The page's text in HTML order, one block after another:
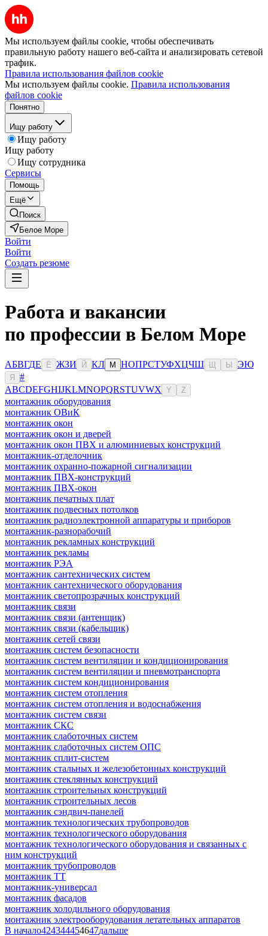
Мы используем файлы cookie, чтобы обеспечивать
правильную работу нашего веб-сайта и анализировать сетевой
трафик.
Правила использования файлов cookie
Мы используем файлы cookie. Правила использования
файлов cookie
Понятно
Ищу работу
Ищу работу
Ищу работу
Ищу сотрудника
Сервисы
Помощь
Ещё
Поиск
Белое Море
Войти
Войти
Создать резюме
Работа и вакансии
по профессии в Белом Море
АБВГДЕ Ё ЖЗИ Й КЛ М НОПРСТУФХЦЧШ Ы ЭЮ
Я
#
ABCDEFGHIJKLMNOPQRSTUVWX Y Z
монтажник оборудования
монтажник ОВиК
монтажник окон
монтажник окон и дверей
монтажник окон ПВХ и алюминиевых конструкций
монтажник-отделочник
монтажник охранно-пожарной сигнализации
монтажник ПВХ-конструкций
монтажник ПВХ-окон
монтажник печатных плат
монтажник подвесных потолков
монтажник радиоэлектронной аппаратуры и приборов
монтажник-разнорабочий
монтажник рекламных конструкций
монтажник рекламы
монтажник РЭА
монтажник сантехнических систем
монтажник сантехнического оборудования
монтажник светопрозрачных конструкций
монтажник связи
монтажник связи (антенщик)
монтажник связи (кабельщик)
монтажник сетей связи
монтажник систем безопасности
монтажник систем вентиляции и кондиционирования
монтажник систем вентиляции и пневмотранспорта
монтажник систем кондиционирования
монтажник систем отопления
монтажник систем отопления и водоснабжения
монтажник систем связи
монтажник СКС
монтажник слаботочных систем
монтажник слаботочных систем ОПС
монтажник сплит-систем
монтажник стальных и железобетонных конструкций
монтажник стеклянных конструкций
монтажник строительных конструкций
монтажник строительных лесов
монтажник сэндвич-панелей
монтажник технологических трубопроводов
монтажник технологического оборудования
монтажник технологического оборудования и связанных с
ним конструкций
монтажник трубопроводов
монтажник ТТ
монтажник-универсал
монтажник фасадов
монтажник холодильного оборудования
монтажник электрооборудования летательных аппаратов
В начало424344454647дальше